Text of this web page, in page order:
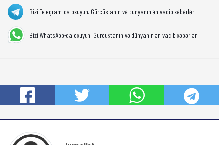
Bizi Telegram-da oxuyun. Gürcüstanın və dünyanın ən vacib xəbərləri
Bizi WhatsApp-da oxuyun. Gürcüstanın və dünyanın ən vacib xəbərləri